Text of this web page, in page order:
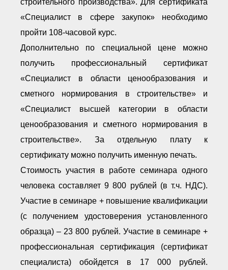
строительного производства». Для сертификата
«Специалист в сфере закупок» необходимо
пройти 108-часовой курс.
Дополнительно по специальной цене можно
получить профессиональный сертификат
«Специалист в области ценообразования и
сметного нормирования в строительстве» и
«Специалист высшей категории в области
ценообразования и сметного нормирования в
строительстве». За отдельную плату к
сертификату можно получить именную печать.
Стоимость участия в работе семинара одного
человека составляет 9 800 рублей (в т.ч. НДС).
Участие в семинаре + повышение квалификации
(с получением удостоверения установленного
образца) – 23 800 рублей. Участие в семинаре +
профессиональная сертификация (сертификат
специалиста) обойдется в 17 000 рублей.